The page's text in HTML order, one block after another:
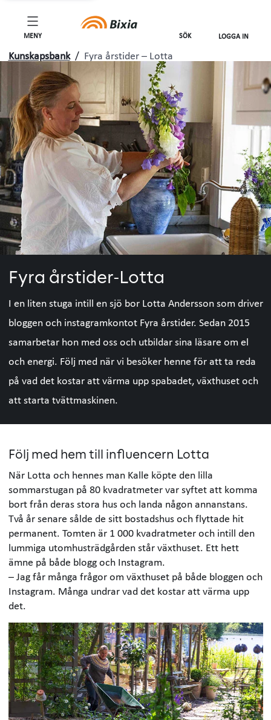
MENY SÖK LOGGA IN
Kunskapsbank / Fyra årstider – Lotta
Fyra årstider-Lotta
I en liten stuga intill en sjö bor Lotta Andersson som driver
bloggen och instagramkontot Fyra årstider. Sedan 2015
samarbetar hon med oss och utbildar sina läsare om el
och energi. Följ med när vi besöker henne för att ta reda
på vad det kostar att värma upp spabadet, växthuset och
att starta tvättmaskinen.
Följ med hem till influencern Lotta
När Lotta och hennes man Kalle köpte den lilla
sommarstugan på 80 kvadratmeter var syftet att komma
bort från deras stora hus och landa någon annanstans.
Två år senare sålde de sitt bostadshus och flyttade hit
permanent. Tomten är 1 000 kvadratmeter och intill den
lummiga utomhusträdgården står växthuset. Ett hett
ämne på både blogg och Instagram.
– Jag får många frågor om växthuset på både bloggen och
Instagram. Många undrar vad det kostar att värma upp
det.